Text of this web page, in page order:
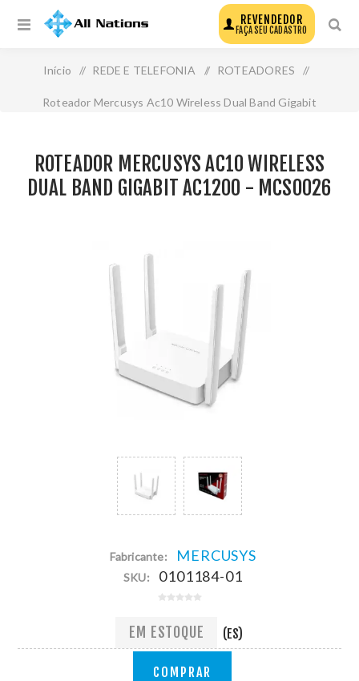
REVENDEDOR
FAÇA SEU CADASTRO
Início / REDE E TELEFONIA / ROTEADORES /
Roteador Mercusys Ac10 Wireless Dual Band Gigabit
ROTEADOR MERCUSYS AC10 WIRELESS
DUAL BAND GIGABIT AC1200 - MCS0026
Fabricante: MERCUSYS
SKU: 0101184-01
EM ESTOQUE (ES)
COMPRAR